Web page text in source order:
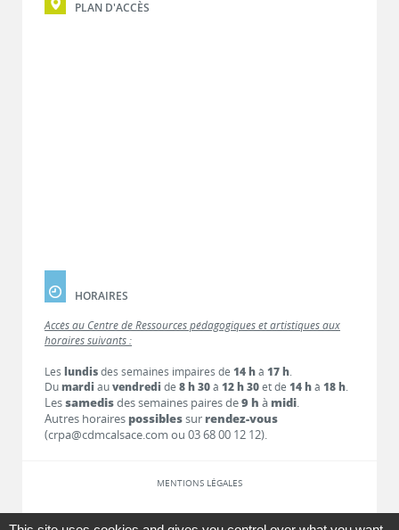
PLAN D'ACCÈS
HORAIRES
Accès au Centre de Ressources pédagogiques et artistiques aux
horaires suivants :
Les lundisdes semaines impaires de 14 hà 17 h.
Dumardi auvendredi de 8 h 30à 12 h 30et de 14 hà 18 h.
Lessamedisdes semaines paires de9 h à midi.
Autres horaires possiblessur rendez-vous
(crpa@cdmcalsace.com ou 03 68 00 12 12).
MENTIONS LÉGALES
LIENS